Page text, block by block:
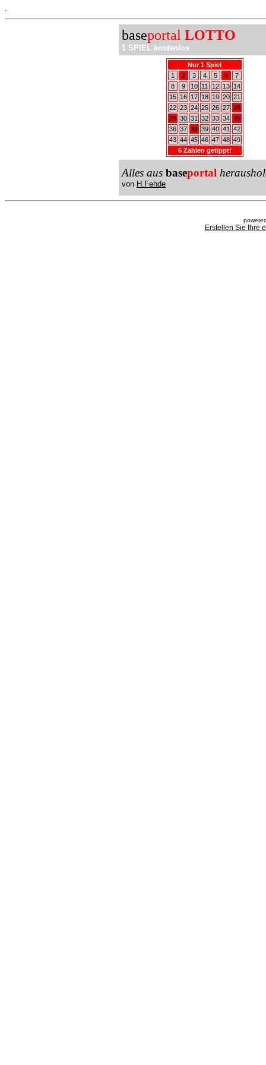
baseportal LOTTO
1 SPIEL kostenlos
Nur 1 Spiel
1
2 3 4 5 6
7
8
9 10 11 12 13
14
15
16 17 18 19 20 21
22 23 24 25 26 27 28
29 30 31 32 33 34 35
36 37 38 39 40 41
42
43 44 45 46 47 48 49
6 Zahlen getippt!
Alles aus baseportal
von H.Fehde
Erstellen Sie Ihre